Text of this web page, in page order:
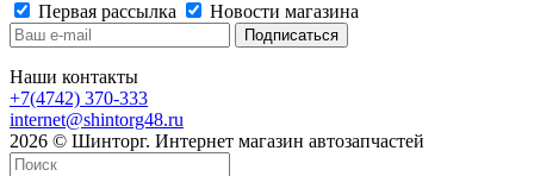
Первая рассылка
Новости магазина
Наши контакты
+7(4742) 370-333
internet@shintorg48.ru
2026 © Шинторг. Интернет магазин автозапчастей